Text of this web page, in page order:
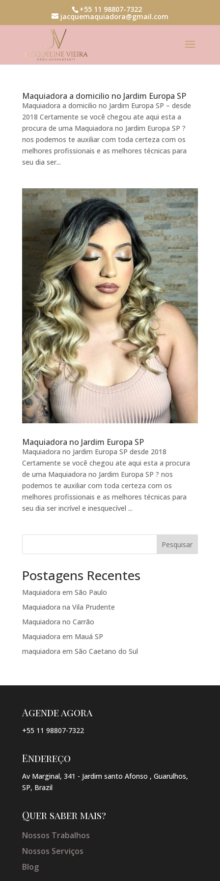
+55 11 98807-7322
jacquemaquiadora@gmail.com
Maquiadora a domicilio no Jardim Europa SP
Maquiadora a domicilio no Jardim Europa SP – desde
2018 Certamente se você chegou ate aqui esta a
procura de uma Maquiadora no Jardim Europa SP ?
nos podemos te auxiliar com toda certeza com os
melhores profissionais e as melhores técnicas para
seu dia ser...
Maquiadora no Jardim Europa SP
Maquiadora no Jardim Europa SP desde 2018
Certamente se você chegou ate aqui esta a procura
de uma Maquiadora no Jardim Europa SP ? nos
podemos te auxiliar com toda certeza com os
melhores profissionais e as melhores técnicas para
seu dia ser incrível e inesquecível ...
Pesquisar
Postagens Recentes
Maquiadora em São Paulo
Maquiadora na Vila Prudente
Maquiadora no Carrão
Maquiadora em Mauá SP
maquiadora em São Caetano do Sul
Agende agora
+55 11 98807-7322
Endereço
Av Marginal, 341 - Jardim santo Afonso , Guarulhos,
SP, Brazil
Quer saber mais?
Nossos Trabalhos
Nossos Serviços
Blog